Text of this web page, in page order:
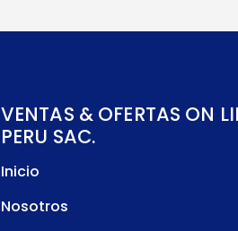
VENTAS & OFERTAS ON
PERU SAC.
Inicio
Nosotros